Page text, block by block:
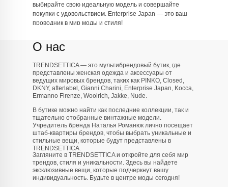
выбирайте свою идеальную модель и совершайте
покупки с удовольствием. Enterprise Japan — это ваш
проводник в мир моды и стиля!
О нас
TRENDSETTICA — это мультибрендовый бутик, где
представлены женская одежда и аксессуары от
ведущих мировых брендов, таких как PINKO, Closed,
DKNY, afterlabel, Gianni Charini, Enterprise Japan, Kocca,
Ermanno Firenze, Woolrich, Jakke, Nude.
В бутике можно найти как последние коллекции, так и
тщательно отобранные винтажные модели.
Учредитель бренда Наталья Романюк лично посещает
штаб-квартиры брендов, чтобы выбрать уникальные и
стильные вещи, которые будут представлены в
TRENDSETTICA.
Загляните в TRENDSETTICA и откройте для себя мир
трендов, стиля и уникальности. Здесь вы найдете
эксклюзивные вещи, которые подчеркнут вашу
индивидуальность. Будьте в центре моды сегодня!
+7 (966) 019-41-76
info@trendsettica.ru